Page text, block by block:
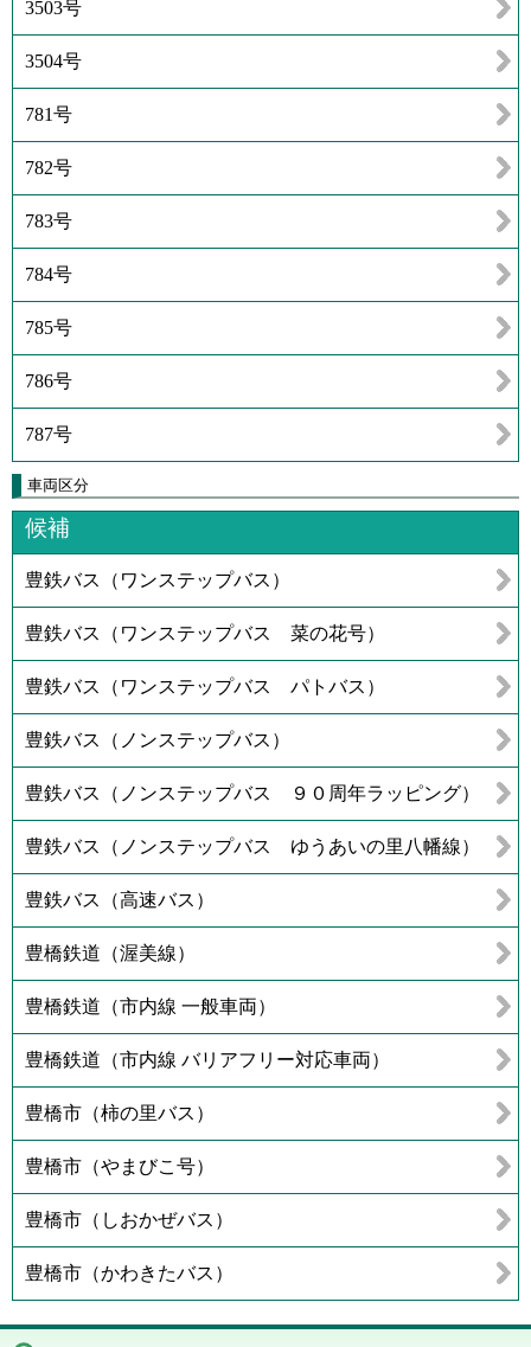
3503号
3504号
781号
782号
783号
784号
785号
786号
787号
車両区分
候補
豊鉄バス（ワンステップバス）
豊鉄バス（ワンステップバス 菜の花号）
豊鉄バス（ワンステップバス パトバス）
豊鉄バス（ノンステップバス）
豊鉄バス（ノンステップバス ９０周年ラッピング）
豊鉄バス（ノンステップバス ゆうあいの里八幡線）
豊鉄バス（高速バス）
豊橋鉄道（渥美線）
豊橋鉄道（市内線 一般車両）
豊橋鉄道（市内線 バリアフリー対応車両）
豊橋市（柿の里バス）
豊橋市（やまびこ号）
豊橋市（しおかぜバス）
豊橋市（かわきたバス）